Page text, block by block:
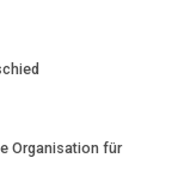
Organisation für